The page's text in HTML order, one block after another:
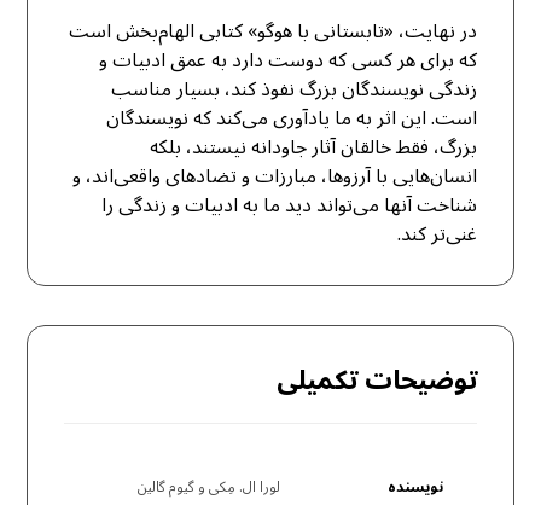
در نهایت، «تابستانی با هوگو» کتابی الهام‌بخش است
که برای هر کسی که دوست دارد به عمق ادبیات و
زندگی نویسندگان بزرگ نفوذ کند، بسیار مناسب
است. این اثر به ما یادآوری می‌کند که نویسندگان
بزرگ، فقط خالقان آثار جاودانه نیستند، بلکه
انسان‌هایی با آرزوها، مبارزات و تضادهای واقعی‌اند، و
شناخت آنها می‌تواند دید ما به ادبیات و زندگی را
غنی‌تر کند.
توضیحات تکمیلی
نویسنده لورا ال. مِکی و گیوم گالین